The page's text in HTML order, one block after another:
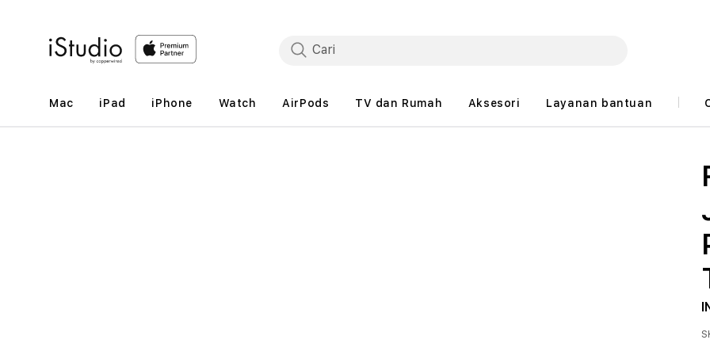
Mac iPad iPhone Watch AirPods TV dan Rumah Aksesori Layanan bantuan